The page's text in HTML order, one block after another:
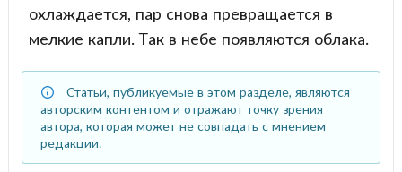
охлаждается, пар снова превращается в
мелкие капли. Так в небе появляются облака.
Статьи, публикуемые в этом разделе, являются
авторским контентом и отражают точку зрения
автора, которая может не совпадать с мнением
редакции.